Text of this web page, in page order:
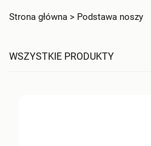
Strona główna > Podstawa noszy
WSZYSTKIE PRODUKTY